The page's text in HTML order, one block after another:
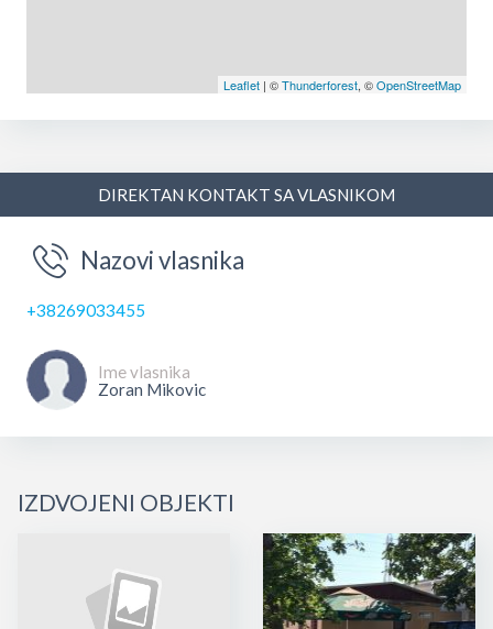
Leaflet | ©Thunderforest, ©OpenStreetMap
DIREKTAN KONTAKT SA VLASNIKOM
Nazovi vlasnika
+38269033455
Ime vlasnika
Zoran Mikovic
IZDVOJENI OBJEKTI